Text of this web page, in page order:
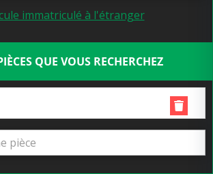
immatriculé à l'étranger
QUE VOUS RECHERCHEZ